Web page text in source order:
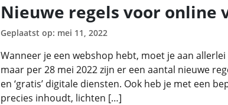
Nieuwe regels voor online
Geplaatst op: mei 11, 2022
Wanneer je een webshop hebt, moet je aan
maar per 28 mei 2022 zijn er een aantal nieuwe
en ‘gratis’ digitale diensten. Ook heb je met een
precies inhoudt, lichten […]